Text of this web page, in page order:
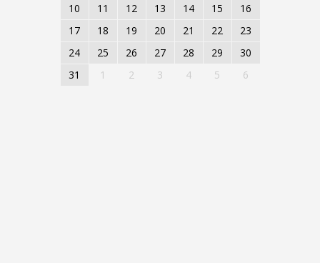
10
11 12 13 14 15
16
17
18 19 20 21 22
23
24
25 26 27 28 29
30
31
1 2 3 4 5 6